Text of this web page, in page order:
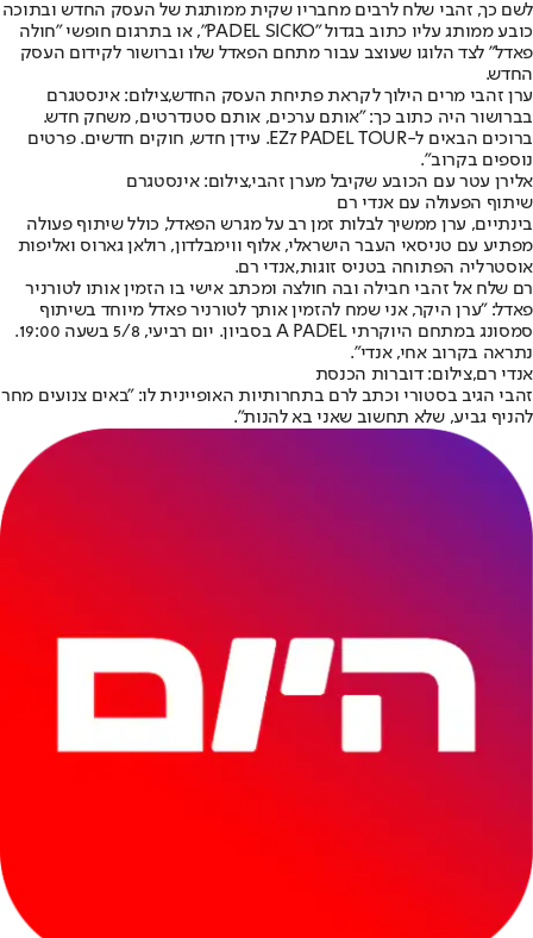
לשם כך, זהבי שלח לרבים מחבריו שקית ממותגת של העסק החדש ובתוכה
כובע ממותג עליו כתוב בגדול "PADEL SICKO", או בתרגום חופשי "חולה
פאדל" לצד הלוגו שעוצב עבור מתחם הפאדל שלו וברושור לקידום העסק
החדש.
ערן זהבי מרים הילוך לקראת פתיחת העסק החדש,צילום: אינסטגרם
בברושור היה כתוב כך: "אותם ערכים, אותם סטנדרטים, משחק חדש.
ברוכים הבאים ל-EZ7 PADEL TOUR. עידן חדש, חוקים חדשים. פרטים
נוספים בקרוב".
אלירן עטר עם הכובע שקיבל מערן זהבי,צילום: אינסטגרם
שיתוף הפעולה עם אנדי רם
בינתיים, ערן ממשיך לבלות זמן רב על מגרש הפאדל, כולל שיתוף פעולה
מפתיע עם טניסאי העבר הישראלי, אלוף ווימבלדון, רולאן גארוס ואליפות
אוסטרליה הפתוחה בטניס זוגות,אנדי רם.
רם שלח אל זהבי חבילה ובה חולצה ומכתב אישי בו הזמין אותו לטורניר
פאדל: "ערן היקר, אני שמח להזמין אותך לטורניר פאדל מיוחד בשיתוף
סמסונג במתחם היוקרתי A PADEL בסביון. יום רביעי, 5/8 בשעה 19:00.
נתראה בקרוב אחי, אנדי".
אנדי רם,צילום: דוברות הכנסת
זהבי הגיב בסטורי וכתב לרם בתחרותיות האופיינית לו: "באים צנועים מחר
להניף גביע, שלא תחשוב שאני בא להנות".